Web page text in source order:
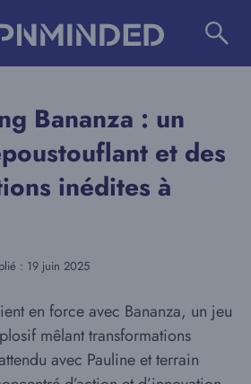
Bananza : un
et des
inédites à
: 19 juin 2025
en force avec Bananza, un jeu
mêlant transformations
avec Pauline et terrain